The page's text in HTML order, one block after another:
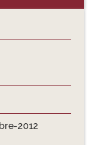
2012